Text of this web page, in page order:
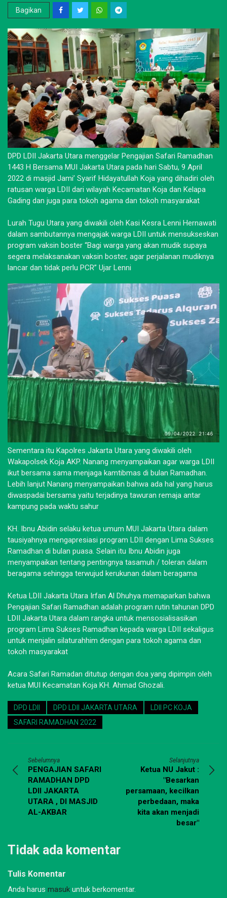
Bagikan
DPD LDII Jakarta Utara menggelar Pengajian Safari Ramadhan
1443 H Bersama MUI Jakarta Utara pada hari Sabtu, 9 April
2022 di masjid Jami’ Syarif Hidayatullah Koja yang dihadiri oleh
ratusan warga LDII dari wilayah Kecamatan Koja dan Kelapa
Gading dan juga para tokoh agama dan tokoh masyarakat
Lurah Tugu Utara yang diwakili oleh Kasi Kesra Lenni Hernawati
dalam sambutannya mengajak warga LDII untuk mensukseskan
program vaksin boster “Bagi warga yang akan mudik supaya
segera melaksanakan vaksin boster, agar perjalanan mudiknya
lancar dan tidak perlu PCR” Ujar Lenni
Sementara itu Kapolres Jakarta Utara yang diwakili oleh
Wakapolsek Koja AKP. Nanang menyampaikan agar warga LDII
ikut bersama sama menjaga kamtibmas di bulan Ramadhan.
Lebih lanjut Nanang menyampaikan bahwa ada hal yang harus
diwaspadai bersama yaitu terjadinya tawuran remaja antar
kampung pada waktu sahur
KH. Ibnu Abidin selaku ketua umum MUI Jakarta Utara dalam
tausiyahnya mengapresiasi program LDII dengan Lima Sukses
Ramadhan di bulan puasa. Selain itu Ibnu Abidin juga
menyampaikan tentang pentingnya tasamuh / toleran dalam
beragama sehingga terwujud kerukunan dalam beragama
Ketua LDII Jakarta Utara Irfan Al Dhuhya memaparkan bahwa
Pengajian Safari Ramadhan adalah program rutin tahunan DPD
LDII Jakarta Utara dalam rangka untuk mensosialisasikan
program Lima Sukses Ramadhan kepada warga LDII sekaligus
untuk menjalin silaturahhim dengan para tokoh agama dan
tokoh masyarakat
Acara Safari Ramadan ditutup dengan doa yang dipimpin oleh
ketua MUI Kecamatan Koja KH. Ahmad Ghozali.
DPD LDII DPD LDII JAKARTA UTARA
LDII PC KOJA
SAFARI RAMADHAN 2022
Sebelumnya
PENGAJIAN SAFARI
RAMADHAN DPD
LDII JAKARTA
UTARA , DI MASJID
AL-AKBAR
Selanjutnya
Ketua NU Jakut :
"Besarkan
persamaan, kecilkan
perbedaan, maka
kita akan menjadi
besar"
Tidak ada komentar
Tulis Komentar
Anda harus masuk untuk berkomentar.